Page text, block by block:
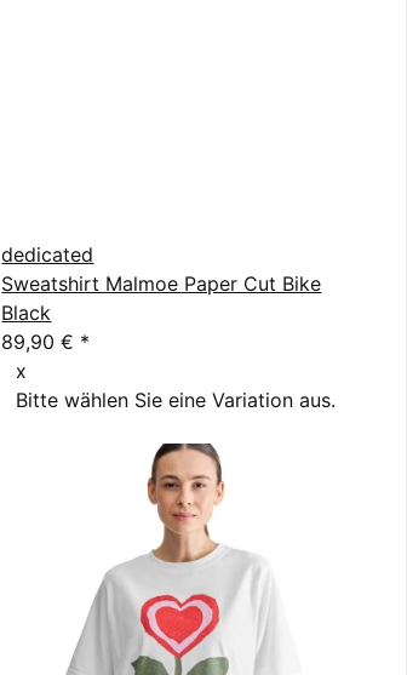
dedicated
Sweatshirt Malmoe Paper Cut Bike
Black
89,90 € *
x
Bitte wählen Sie eine Variation aus.